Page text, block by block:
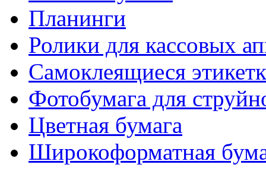
Планинги
Ролики для кассовых
Самоклеящиеся
Фотобумага для
Цветная бумага
Широкоформатная